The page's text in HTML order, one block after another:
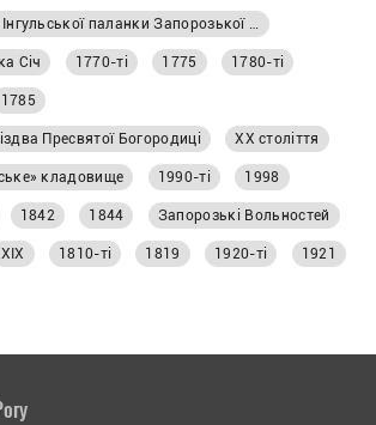
поселеня Інгульської паланки Запорозької Січі
Січ 1770-ті 1775 1780-ті
1785
Пресвятої Богородиці ХХ століття
кладовище 1990-ті 1998
1842 1844 Запорозькі Вольностей
ХІХ 1810-ті 1819 1920-ті 1921